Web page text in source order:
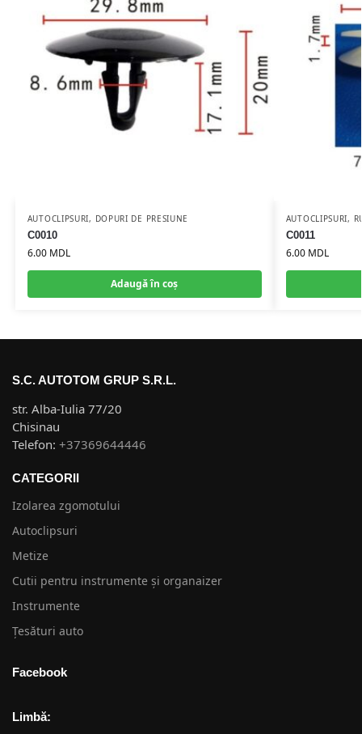
AUTOCLIPSURI, DOPURI DE PRESIUNE
C0010
6.00 MDL
Adaugă în coș
AUTOCLIPSURI,
C0011
6.00 MDL
S.C. AUTOTOM GRUP S.R.L.
str. Alba-Iulia 77/20
Chisinau
Telefon: +37369644446
CATEGORII
Izolarea zgomotului
Autoclipsuri
Metize
Cutii pentru instrumente și organaizer
Instrumente
Țesături auto
Facebook
Limbă: